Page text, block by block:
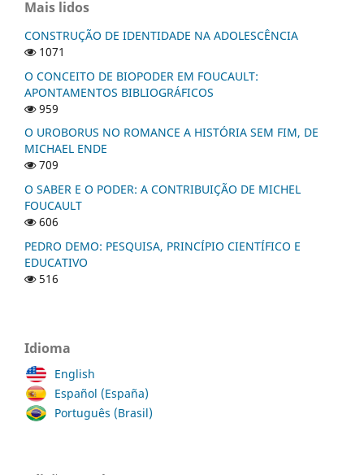
Mais lidos
CONSTRUÇÃO DE IDENTIDADE NA ADOLESCÊNCIA
1071
O CONCEITO DE BIOPODER EM FOUCAULT:
APONTAMENTOS BIBLIOGRÁFICOS
959
O UROBORUS NO ROMANCE A HISTÓRIA SEM FIM, DE
MICHAEL ENDE
709
O SABER E O PODER: A CONTRIBUIÇÃO DE MICHEL
FOUCAULT
606
PEDRO DEMO: PESQUISA, PRINCÍPIO CIENTÍFICO E
EDUCATIVO
516
Idioma
English
Español (España)
Português (Brasil)